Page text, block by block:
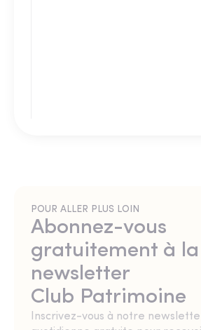
POUR ALLER PLUS LOIN
Abonnez-vous
gratuitement à la
newsletter
Club Patrimoine
Inscrivez-vous à notre